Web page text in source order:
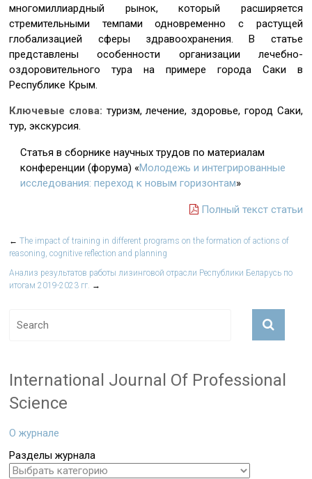
многомиллиардный рынок, который расширяется
стремительными темпами одновременно с растущей
глобализацией сферы здравоохранения. В статье
представлены особенности организации лечебно-
оздоровительного тура на примере города Саки в
Республике Крым.
Ключевые слова: туризм, лечение, здоровье, город Саки,
тур, экскурсия.
Статья в сборнике научных трудов по материалам
конференции (форума) «Молодежь и интегрированные
исследования: переход к новым горизонтам»
Полный текст статьи
← The impact of training in different programs on the formation of actions of
reasoning, cognitive reflection and planning
Анализ результатов работы лизинговой отрасли Республики Беларусь по
итогам 2019-2023 гг. →
International Journal Of Professional
Science
О журнале
Разделы журнала